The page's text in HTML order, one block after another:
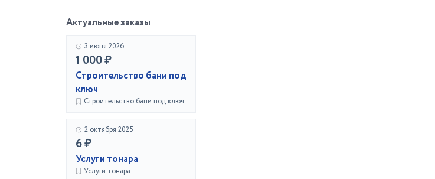
Актуальные заказы
3 июня 2026
1 000 ₽
Строительство бани под
ключ
Строительство бани под ключ
2 октября 2025
6 ₽
Услуги тонара
Услуги тонара